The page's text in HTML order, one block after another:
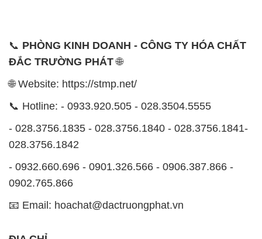
- 028.3756.1835 - 028.3756.1840 - 028.3756.1841-
0902.765.866
📧 Email: hoachat@dactruongphat.vn
ĐỊA CHỈ
1229C Quốc lộ 1A, Phường Bình Trị Đông B,
Quận Bình Tân, TP. Hồ Chí Minh